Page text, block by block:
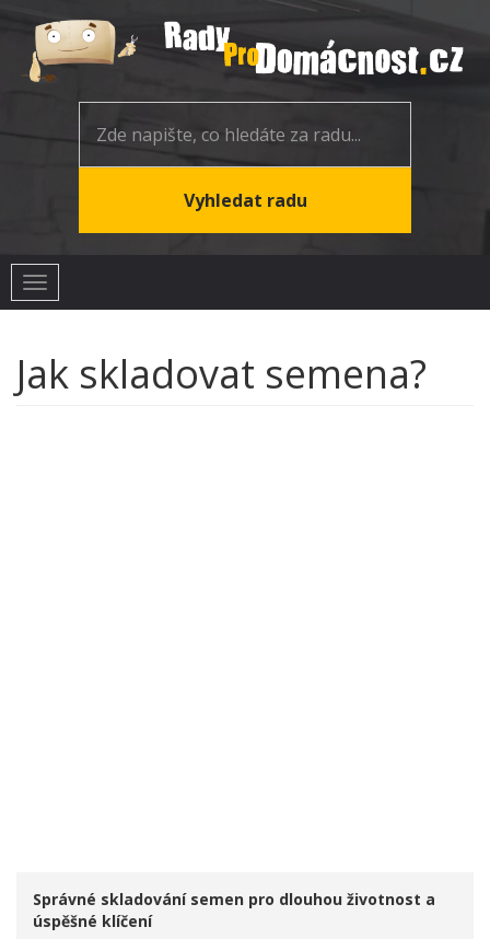
Toggle
navigation
Jak skladovat semena?
Správné skladování semen pro dlouhou životnost a
úspěšné klíčení